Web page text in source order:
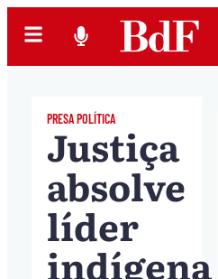
PRESA POLÍTICA
Justiça
absolve
líder
indígena